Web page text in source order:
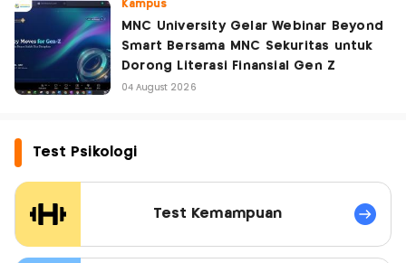
Kampus
MNC University Gelar Webinar Beyond
Smart Bersama MNC Sekuritas untuk
Dorong Literasi Finansial Gen Z
04 August 2026
Test Psikologi
Test Kemampuan